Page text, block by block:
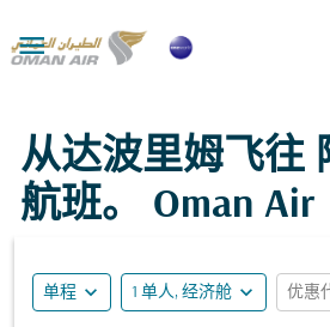

从达波里姆飞往
航班。 Oman Air
单程 expand_more 1 单人, 经济舱 expand_more 优惠